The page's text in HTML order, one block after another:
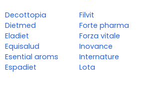
Decottopia
Dietmed
Eladiet
Equisalud
Esential aroms
Espadiet
Filvit
Forte pharma
Forza vitale
Inovance
Internature
Lota